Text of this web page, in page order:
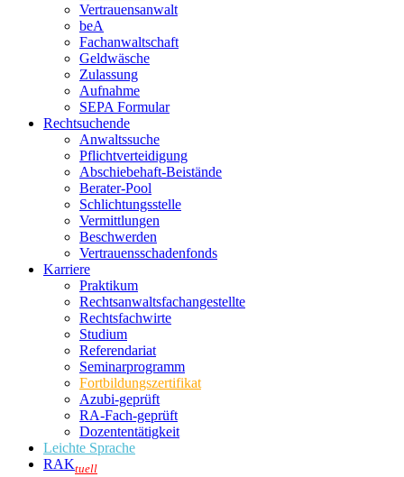
Vertrauensanwalt
beA
Fachanwaltschaft
Geldwäsche
Zulassung
Aufnahme
SEPA Formular
Rechtsuchende
Anwaltssuche
Pflichtverteidigung
Abschiebehaft-Beistände
Berater-Pool
Schlichtungsstelle
Vermittlungen
Beschwerden
Vertrauensschadenfonds
Karriere
Praktikum
Rechtsanwalts­fachangestellte
Rechtsfachwirte
Studium
Referendariat
Seminarprogramm
Fortbildungszertifikat
Azubi-geprüft
RA-Fach-geprüft
Dozententätigkeit
Leichte Sprache
RAKtuell